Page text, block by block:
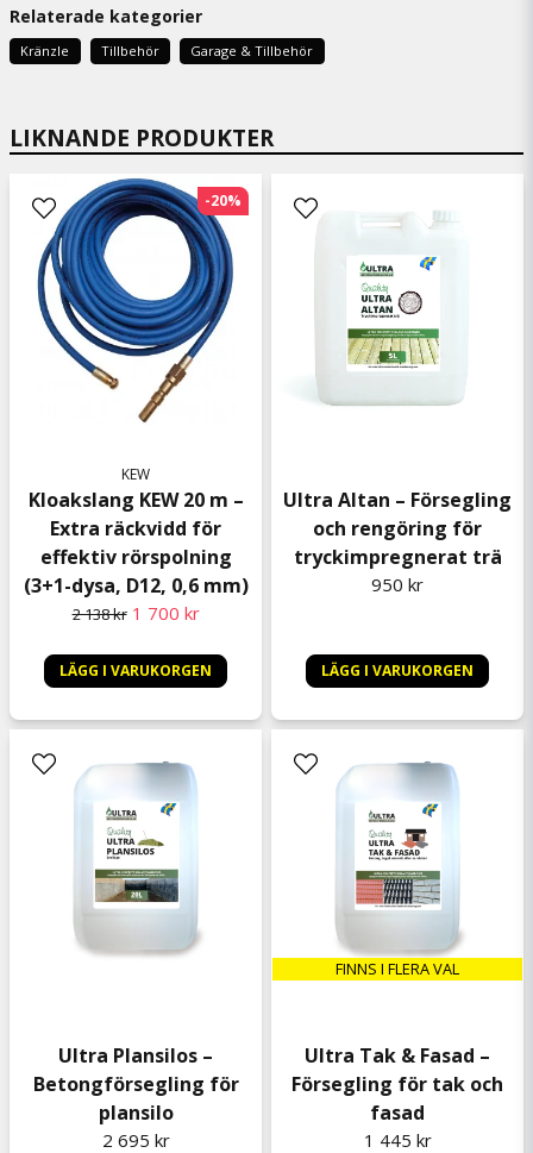
LIKNANDE PRODUKTER
KEW
Kloakslang KEW 20 m –
Extra räckvidd för
effektiv rörspolning
(3+1-dysa, D12, 0,6 mm)
2 138 kr 1 700 kr
LÄGG I VARUKORGEN
-20%
Ultra Altan – Försegling
och rengöring för
tryckimpregnerat trä
950 kr
LÄGG I VARUKORGEN
Ultra Plansilos –
Betongförsegling för
plansilo
2 695 kr
FINNS I FLERA VAL
Ultra Tak & Fasad –
Försegling för tak och
fasad
1 445 kr
Relaterade kategorier
Kränzle Tillbehör Garage & Tillbehör